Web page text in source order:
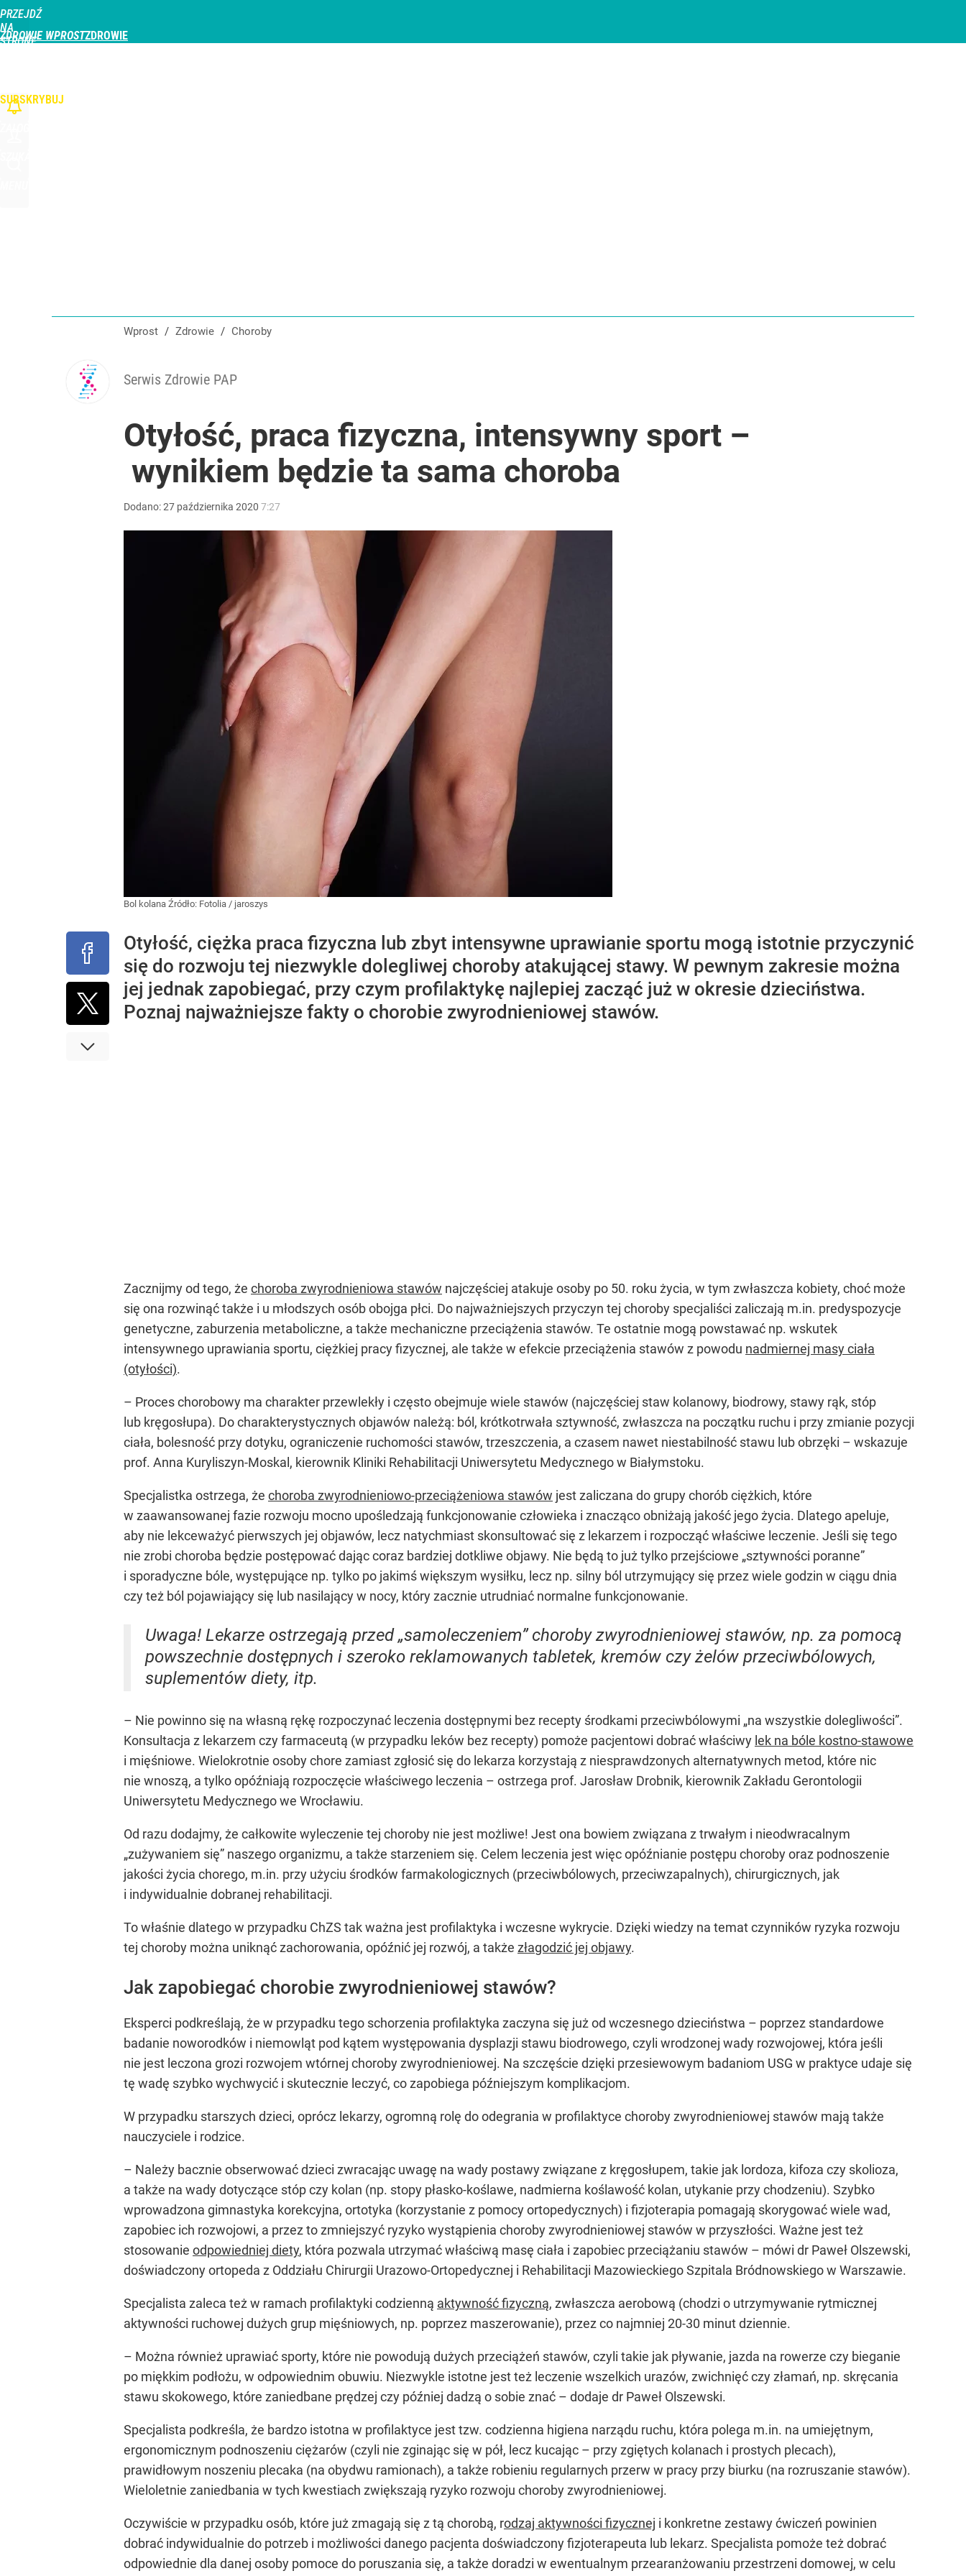
PRZEJDŹ
NA
STRONĘ
ZDROWIE WPROST
SUBSKRYBUJ
Wprost / Zdrowie / Choroby
Serwis Zdrowie PAP
Otyłość, praca fizyczna, intensywny sport –
wynikiem będzie ta sama choroba
Dodano:27 października 2020 7:27
Bol kolana Źródło: Fotolia / jaroszys
Otyłość, ciężka praca fizyczna lub zbyt intensywne uprawianie sportu mogą istotnie przyczynić
się do rozwoju tej niezwykle dolegliwej choroby atakującej stawy. W pewnym zakresie można
jej jednak zapobiegać, przy czym profilaktykę najlepiej zacząć już w okresie dzieciństwa.
Poznaj najważniejsze fakty o chorobie zwyrodnieniowej stawów.
Zacznijmy od tego, że choroba zwyrodnieniowa stawów najczęściej atakuje osoby po 50. roku życia, w tym zwłaszcza kobiety, choć może
się ona rozwinąć także i u młodszych osób obojga płci. Do najważniejszych przyczyn tej choroby specjaliści zaliczają m.in. predyspozycje
genetyczne, zaburzenia metaboliczne, a także mechaniczne przeciążenia stawów. Te ostatnie mogą powstawać np. wskutek
intensywnego uprawiania sportu, ciężkiej pracy fizycznej, ale także w efekcie przeciążenia stawów z powodu nadmiernej masy ciała
(otyłości).
– Proces chorobowy ma charakter przewlekły i często obejmuje wiele stawów (najczęściej staw kolanowy, biodrowy, stawy rąk, stóp
lub kręgosłupa). Do charakterystycznych objawów należą: ból, krótkotrwała sztywność, zwłaszcza na początku ruchu i przy zmianie pozycji
ciała, bolesność przy dotyku, ograniczenie ruchomości stawów, trzeszczenia, a czasem nawet niestabilność stawu lub obrzęki – wskazuje
prof. Anna Kuryliszyn-Moskal, kierownik Kliniki Rehabilitacji Uniwersytetu Medycznego w Białymstoku.
Specjalistka ostrzega, że choroba zwyrodnieniowo-przeciążeniowa stawów jest zaliczana do grupy chorób ciężkich, które
w zaawansowanej fazie rozwoju mocno upośledzają funkcjonowanie człowieka i znacząco obniżają jakość jego życia. Dlatego apeluje,
aby nie lekceważyć pierwszych jej objawów, lecz natychmiast skonsultować się z lekarzem i rozpocząć właściwe leczenie. Jeśli się tego
nie zrobi choroba będzie postępować dając coraz bardziej dotkliwe objawy. Nie będą to już tylko przejściowe „sztywności poranne”
i sporadyczne bóle, występujące np. tylko po jakimś większym wysiłku, lecz np. silny ból utrzymujący się przez wiele godzin w ciągu dnia
czy też ból pojawiający się lub nasilający w nocy, który zacznie utrudniać normalne funkcjonowanie.
Uwaga! Lekarze ostrzegają przed „samoleczeniem” choroby zwyrodnieniowej stawów, np. za pomocą
powszechnie dostępnych i szeroko reklamowanych tabletek, kremów czy żelów przeciwbólowych,
suplementów diety, itp.
– Nie powinno się na własną rękę rozpoczynać leczenia dostępnymi bez recepty środkami przeciwbólowymi „na wszystkie dolegliwości”.
Konsultacja z lekarzem czy farmaceutą (w przypadku leków bez recepty) pomoże pacjentowi dobrać właściwy lek na bóle kostno-stawowe
i mięśniowe. Wielokrotnie osoby chore zamiast zgłosić się do lekarza korzystają z niesprawdzonych alternatywnych metod, które nic
nie wnoszą, a tylko opóźniają rozpoczęcie właściwego leczenia – ostrzega prof. Jarosław Drobnik, kierownik Zakładu Gerontologii
Uniwersytetu Medycznego we Wrocławiu.
Od razu dodajmy, że całkowite wyleczenie tej choroby nie jest możliwe! Jest ona bowiem związana z trwałym i nieodwracalnym
„zużywaniem się” naszego organizmu, a także starzeniem się. Celem leczenia jest więc opóźnianie postępu choroby oraz podnoszenie
jakości życia chorego, m.in. przy użyciu środków farmakologicznych (przeciwbólowych, przeciwzapalnych), chirurgicznych, jak
i indywidualnie dobranej rehabilitacji.
To właśnie dlatego w przypadku ChZS tak ważna jest profilaktyka i wczesne wykrycie. Dzięki wiedzy na temat czynników ryzyka rozwoju
tej choroby można uniknąć zachorowania, opóźnić jej rozwój, a także złagodzić jej objawy.
Jak zapobiegać chorobie zwyrodnieniowej stawów?
Eksperci podkreślają, że w przypadku tego schorzenia profilaktyka zaczyna się już od wczesnego dzieciństwa – poprzez standardowe
badanie noworodków i niemowląt pod kątem występowania dysplazji stawu biodrowego, czyli wrodzonej wady rozwojowej, która jeśli
nie jest leczona grozi rozwojem wtórnej choroby zwyrodnieniowej. Na szczęście dzięki przesiewowym badaniom USG w praktyce udaje się
tę wadę szybko wychwycić i skutecznie leczyć, co zapobiega późniejszym komplikacjom.
W przypadku starszych dzieci, oprócz lekarzy, ogromną rolę do odegrania w profilaktyce choroby zwyrodnieniowej stawów mają także
nauczyciele i rodzice.
– Należy bacznie obserwować dzieci zwracając uwagę na wady postawy związane z kręgosłupem, takie jak lordoza, kifoza czy skolioza,
a także na wady dotyczące stóp czy kolan (np. stopy płasko-koślawe, nadmierna koślawość kolan, utykanie przy chodzeniu). Szybko
wprowadzona gimnastyka korekcyjna, ortotyka (korzystanie z pomocy ortopedycznych) i fizjoterapia pomagają skorygować wiele wad,
zapobiec ich rozwojowi, a przez to zmniejszyć ryzyko wystąpienia choroby zwyrodnieniowej stawów w przyszłości. Ważne jest też
stosowanie odpowiedniej diety, która pozwala utrzymać właściwą masę ciała i zapobiec przeciążaniu stawów – mówi dr Paweł Olszewski,
doświadczony ortopeda z Oddziału Chirurgii Urazowo-Ortopedycznej i Rehabilitacji Mazowieckiego Szpitala Bródnowskiego w Warszawie.
Specjalista zaleca też w ramach profilaktyki codzienną aktywność fizyczną, zwłaszcza aerobową (chodzi o utrzymywanie rytmicznej
aktywności ruchowej dużych grup mięśniowych, np. poprzez maszerowanie), przez co najmniej 20-30 minut dziennie.
– Można również uprawiać sporty, które nie powodują dużych przeciążeń stawów, czyli takie jak pływanie, jazda na rowerze czy bieganie
po miękkim podłożu, w odpowiednim obuwiu. Niezwykle istotne jest też leczenie wszelkich urazów, zwichnięć czy złamań, np. skręcania
stawu skokowego, które zaniedbane prędzej czy później dadzą o sobie znać – dodaje dr Paweł Olszewski.
Specjalista podkreśla, że bardzo istotna w profilaktyce jest tzw. codzienna higiena narządu ruchu, która polega m.in. na umiejętnym,
ergonomicznym podnoszeniu ciężarów (czyli nie zginając się w pół, lecz kucając – przy zgiętych kolanach i prostych plecach),
prawidłowym noszeniu plecaka (na obydwu ramionach), a także robieniu regularnych przerw w pracy przy biurku (na rozruszanie stawów).
Wieloletnie zaniedbania w tych kwestiach zwiększają ryzyko rozwoju choroby zwyrodnieniowej.
Oczywiście w przypadku osób, które już zmagają się z tą chorobą, rodzaj aktywności fizycznej i konkretne zestawy ćwiczeń powinien
dobrać indywidualnie do potrzeb i możliwości danego pacjenta doświadczony fizjoterapeuta lub lekarz. Specjalista pomoże też dobrać
odpowiednie dla danej osoby pomoce do poruszania się, a także doradzi w ewentualnym przearanżowaniu przestrzeni domowej, w celu